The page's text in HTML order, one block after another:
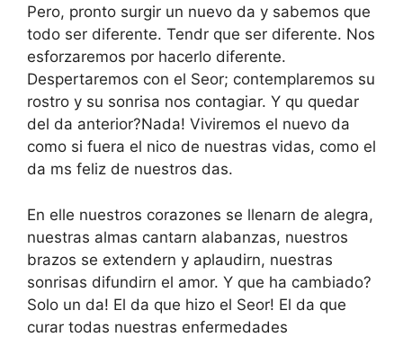
Pero, pronto surgir un nuevo da y sabemos que
todo ser diferente. Tendr que ser diferente. Nos
esforzaremos por hacerlo diferente.
Despertaremos con el Seor; contemplaremos su
rostro y su sonrisa nos contagiar. Y qu quedar
del da anterior?Nada! Viviremos el nuevo da
como si fuera el nico de nuestras vidas, como el
da ms feliz de nuestros das.
En elle nuestros corazones se llenarn de alegra,
nuestras almas cantarn alabanzas, nuestros
brazos se extendern y aplaudirn, nuestras
sonrisas difundirn el amor. Y que ha cambiado?
Solo un da! El da que hizo el Seor! El da que
curar todas nuestras enfermedades